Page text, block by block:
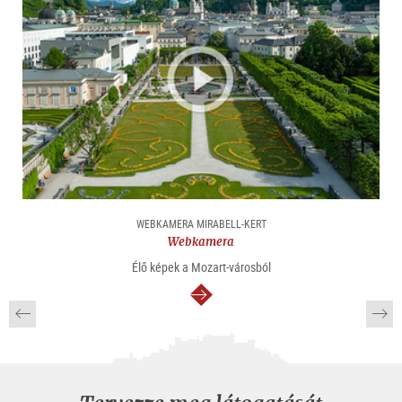
WEBKAMERA MIRABELL-KERT
Webkamera
Élő képek a Mozart-városból
Tovább